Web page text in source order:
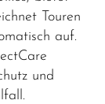
Touren
auf.
und